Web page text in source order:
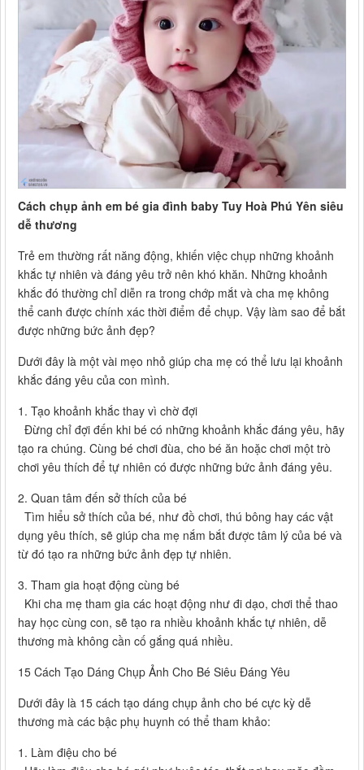
Cách chụp ảnh em bé gia đình baby Tuy Hoà Phú Yên siêu
dễ thương
Trẻ em thường rất năng động, khiến việc chụp những khoảnh
khắc tự nhiên và đáng yêu trở nên khó khăn. Những khoảnh
khắc đó thường chỉ diễn ra trong chớp mắt và cha mẹ không
thể canh được chính xác thời điểm để chụp. Vậy làm sao để bắt
được những bức ảnh đẹp?
Dưới đây là một vài mẹo nhỏ giúp cha mẹ có thể lưu lại khoảnh
khắc đáng yêu của con mình.
1. Tạo khoảnh khắc thay vì chờ đợi
Đừng chỉ đợi đến khi bé có những khoảnh khắc đáng yêu, hãy
tạo ra chúng. Cùng bé chơi đùa, cho bé ăn hoặc chơi một trò
chơi yêu thích để tự nhiên có được những bức ảnh đáng yêu.
2. Quan tâm đến sở thích của bé
Tìm hiểu sở thích của bé, như đồ chơi, thú bông hay các vật
dụng yêu thích, sẽ giúp cha mẹ nắm bắt được tâm lý của bé và
từ đó tạo ra những bức ảnh đẹp tự nhiên.
3. Tham gia hoạt động cùng bé
Khi cha mẹ tham gia các hoạt động như đi dạo, chơi thể thao
hay học cùng con, sẽ tạo ra nhiều khoảnh khắc tự nhiên, dễ
thương mà không cần cố gắng quá nhiều.
15 Cách Tạo Dáng Chụp Ảnh Cho Bé Siêu Đáng Yêu
Dưới đây là 15 cách tạo dáng chụp ảnh cho bé cực kỳ dễ
thương mà các bậc phụ huynh có thể tham khảo:
1. Làm điệu cho bé